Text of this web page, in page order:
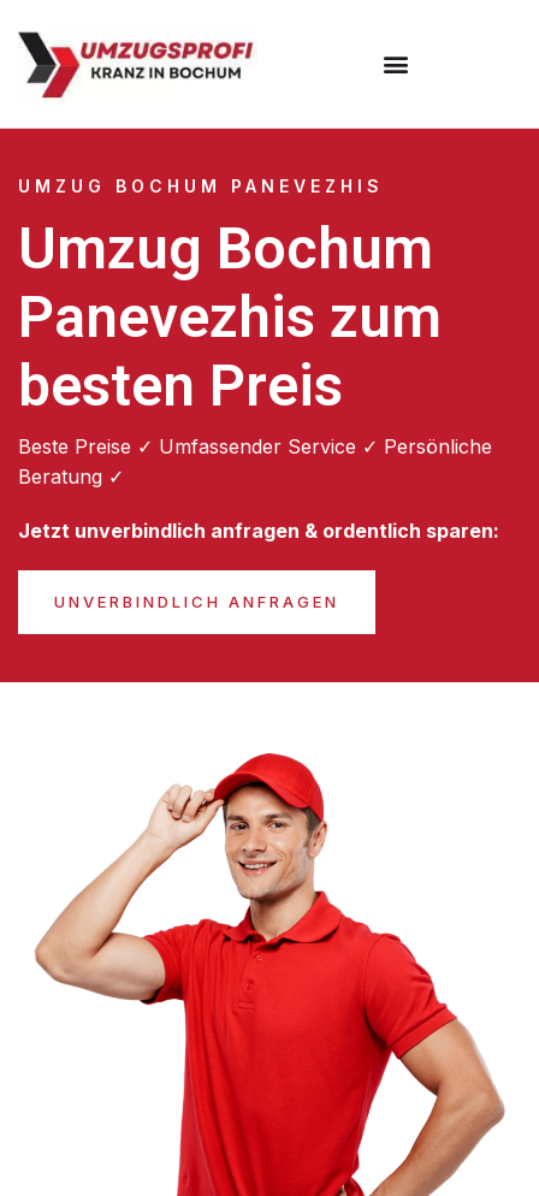
UMZUG BOCHUM PANEVEZHIS
Umzug Bochum
Panevezhis zum
besten Preis
Beste Preise ✓ Umfassender Service ✓ Persönliche
Beratung ✓
Jetzt unverbindlich anfragen & ordentlich sparen:
UNVERBINDLICH ANFRAGEN